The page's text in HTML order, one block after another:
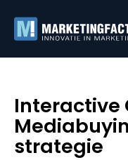
Interactive
strategie